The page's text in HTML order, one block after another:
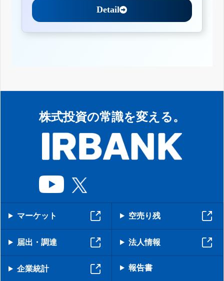
Detail
株式投資の常識を変える。
マーケット 空売り残
届出・調達 法人情報
企業統計 報告書